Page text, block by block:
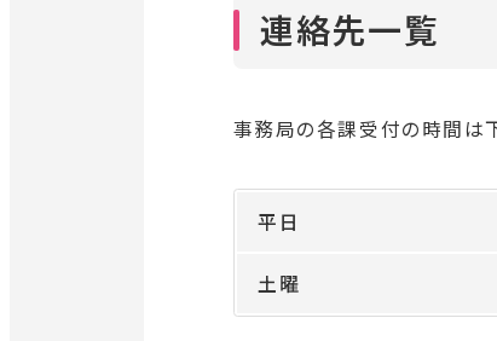
連絡先一覧
事務局の各課受付の時間は
平日
土曜